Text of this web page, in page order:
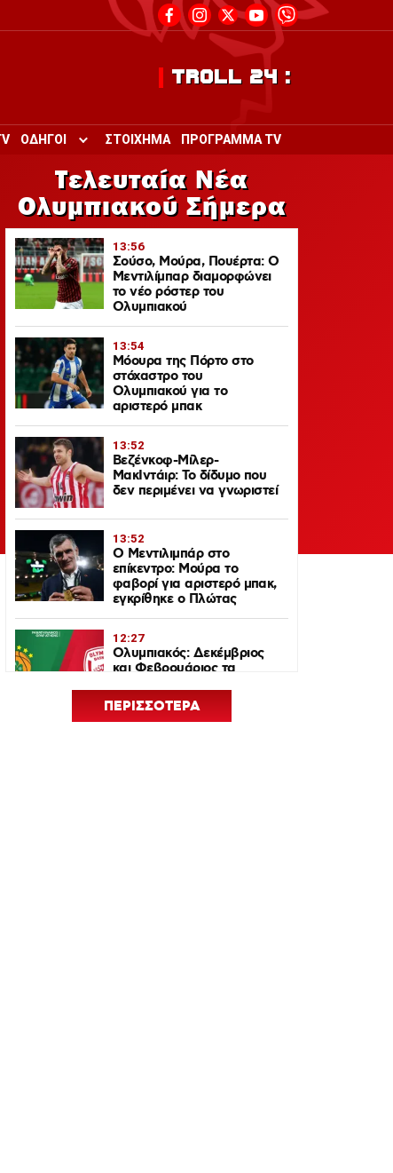
TROLL 24 :
ΟΔΗΓΟΙ
Toggle submenu for ΟΔΗΓΟΙ
ΣΤΟΙΧΗΜΑ ΠΡΟΓΡΑΜΜΑ TV
Τελευταία Νέα
Ολυμπιακού Σήμερα
13:56
Σούσο, Μούρα, Πουέρτα: Ο
Μεντιλίμπαρ διαμορφώνει
το νέο ρόστερ του
Ολυμπιακού
13:54
Μόουρα της Πόρτο στο
στόχαστρο του
Ολυμπιακού για το
αριστερό μπακ
13:52
Βεζένκοφ-Μίλερ-
ΜακΙντάιρ: Το δίδυμο που
δεν περιμένει να γνωριστεί
13:52
Ο Μεντιλιμπάρ στο
επίκεντρο: Μούρα το
φαβορί για αριστερό μπακ,
εγκρίθηκε ο Πλώτας
12:27
Ολυμπιακός: Δεκέμβριος
και Φεβρουάριος τα
Παναθηναϊκό στη
EuroLeague 2026-27
ΠΕΡΙΣΣΟΤΕΡΑ